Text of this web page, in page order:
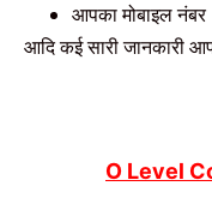
आपका मोबाइल नंबर
आदि कई सारी जानकारी
O Level